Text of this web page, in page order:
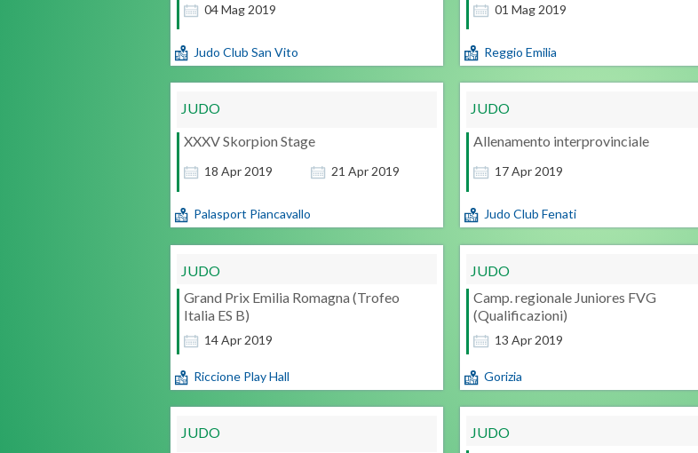
04Mag 2019
Judo Club San Vito
01 Mag 2019
Reggio Emilia
JUDO
18 Apr2019 21 Apr2019
XXXV Skorpion Stage
Palasport Piancavallo
JUDO
17 Apr 2019
Allenamento interprovinciale
Judo Club Fenati
JUDO
14Apr 2019
Grand Prix Emilia Romagna (Trofeo
Italia ES B)
Riccione Play Hall
JUDO
13 Apr 2019
Camp. regionale Juniores FVG
(Qualificazioni)
Gorizia
JUDO JUDO